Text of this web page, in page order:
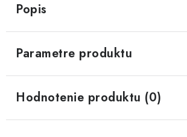
Popis
Parametre produktu
Hodnotenie produktu (0)